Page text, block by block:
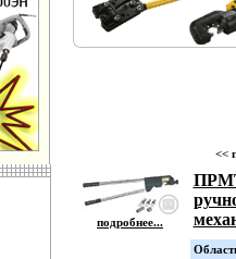
<<
подробнее...